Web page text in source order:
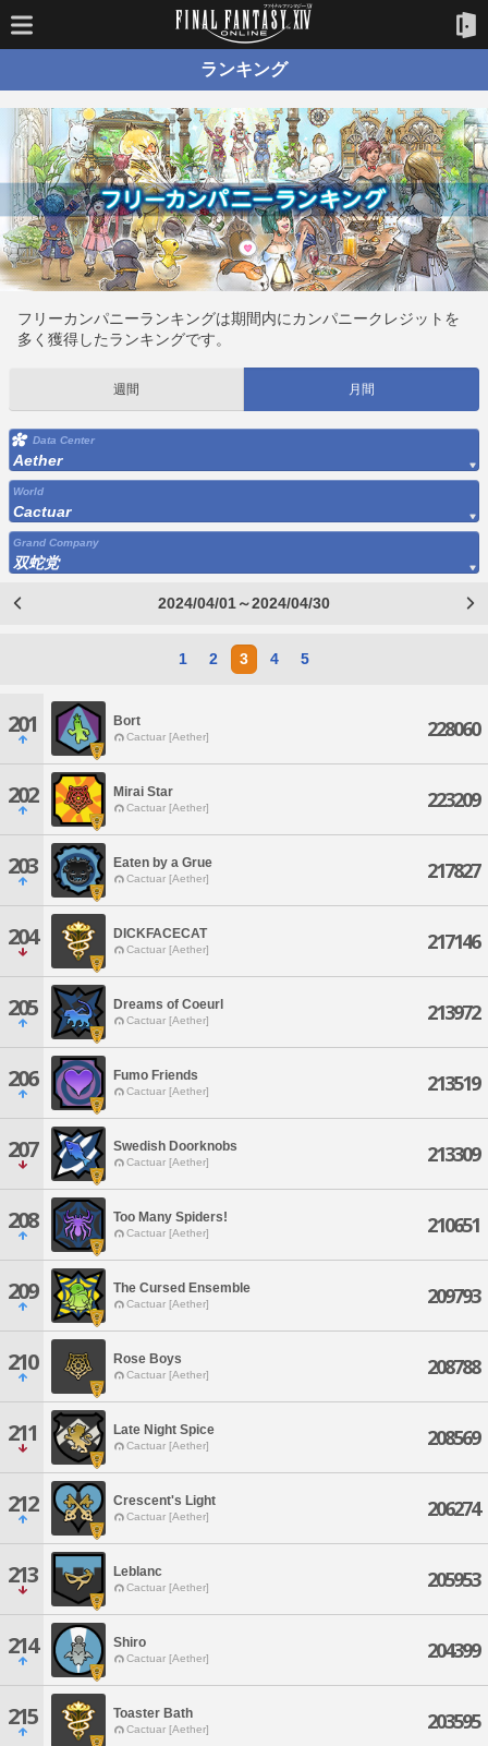
ランキング
フリーカンパニーランキングは期間内にカンパニークレジットを
多く獲得したランキングです。
週間 月間
Data Center
Aether
World
Cactuar
Grand Company
双蛇党
2024/04/01～2024/04/30
1 2 3 4 5
201 Bort
Cactuar [Aether] 228060
202 Mirai Star
Cactuar [Aether] 223209
203 Eaten by a Grue
Cactuar [Aether] 217827
204 DICKFACECAT
Cactuar [Aether] 217146
205 Dreams of Coeurl
Cactuar [Aether] 213972
206 Fumo Friends
Cactuar [Aether] 213519
207 Swedish Doorknobs
Cactuar [Aether] 213309
208 Too Many Spiders!
Cactuar [Aether] 210651
209 The Cursed Ensemble
Cactuar [Aether] 209793
210 Rose Boys
Cactuar [Aether] 208788
211 Late Night Spice
Cactuar [Aether] 208569
212 Crescent's Light
Cactuar [Aether] 206274
213 Leblanc
Cactuar [Aether] 205953
214 Shiro
Cactuar [Aether] 204399
215 Toaster Bath
Cactuar [Aether] 203595